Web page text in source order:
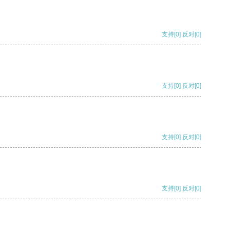
支持[0] 反对[0]
支持[0] 反对[0]
支持[0] 反对[0]
支持[0] 反对[0]